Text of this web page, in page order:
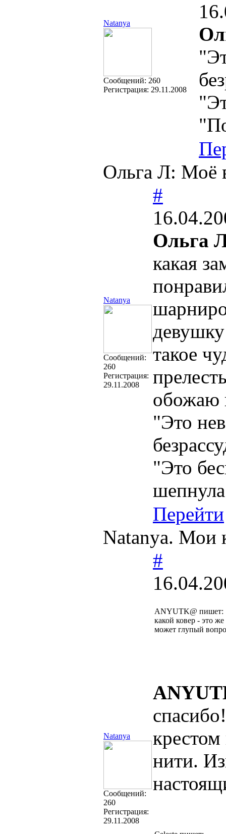
Natanya
Cообщений: 260
Регистрация: 29.11.2008
Ольга Л: Моё
Natanya
Cообщений:
260
Регистрация:
29.11.2008
#
Ольга
какая
такое
"Это
"Это
Перейти
Natanya. Мои
Natanya
Cообщений:
260
Регистрация:
29.11.2008
#
ANYUTK@ пишет:
какой ковер - это
может глупый
нити.